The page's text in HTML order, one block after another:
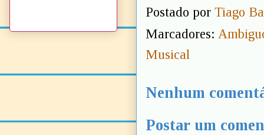
Postado por Tiago
Marcadores:
Musical
Nenhum
Postar um